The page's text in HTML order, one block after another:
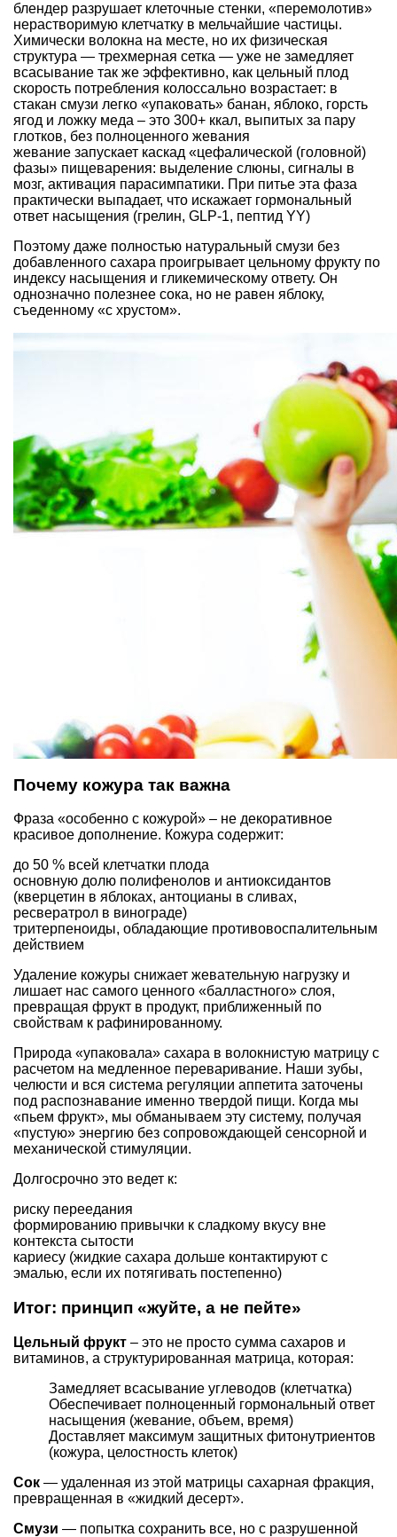
блендер разрушает клеточные стенки, «перемолотив»
нерастворимую клетчатку в мельчайшие частицы.
Химически волокна на месте, но их физическая
структура — трехмерная сетка — уже не замедляет
всасывание так же эффективно, как цельный плод
скорость потребления колоссально возрастает: в
стакан смузи легко «упаковать» банан, яблоко, горсть
ягод и ложку меда – это 300+ ккал, выпитых за пару
глотков, без полноценного жевания
жевание запускает каскад «цефалической (головной)
фазы» пищеварения: выделение слюны, сигналы в
мозг, активация парасимпатики. При питье эта фаза
практически выпадает, что искажает гормональный
ответ насыщения (грелин, GLP-1, пептид YY)
Поэтому даже полностью натуральный смузи без
добавленного сахара проигрывает цельному фрукту по
индексу насыщения и гликемическому ответу. Он
однозначно полезнее сока, но не равен яблоку,
съеденному «с хрустом».
Почему кожура так важна
Фраза «особенно с кожурой» – не декоративное
красивое дополнение. Кожура содержит:
до 50 % всей клетчатки плода
основную долю полифенолов и антиоксидантов
(кверцетин в яблоках, антоцианы в сливах,
ресвератрол в винограде)
тритерпеноиды, обладающие противовоспалительным
действием
Удаление кожуры снижает жевательную нагрузку и
лишает нас самого ценного «балластного» слоя,
превращая фрукт в продукт, приближенный по
свойствам к рафинированному.
Природа «упаковала» сахара в волокнистую матрицу с
расчетом на медленное переваривание. Наши зубы,
челюсти и вся система регуляции аппетита заточены
под распознавание именно твердой пищи. Когда мы
«пьем фрукт», мы обманываем эту систему, получая
«пустую» энергию без сопровождающей сенсорной и
механической стимуляции.
Долгосрочно это ведет к:
риску переедания
формированию привычки к сладкому вкусу вне
контекста сытости
кариесу (жидкие сахара дольше контактируют с
эмалью, если их потягивать постепенно)
Итог: принцип «жуйте, а не пейте»
Цельный фрукт – это не просто сумма сахаров и
витаминов, а структурированная матрица, которая:
Замедляет всасывание углеводов (клетчатка)
Обеспечивает полноценный гормональный ответ
насыщения (жевание, объем, время)
Доставляет максимум защитных фитонутриентов
(кожура, целостность клеток)
Сок — удаленная из этой матрицы сахарная фракция,
превращенная в «жидкий десерт».
Смузи — попытка сохранить все, но с разрушенной